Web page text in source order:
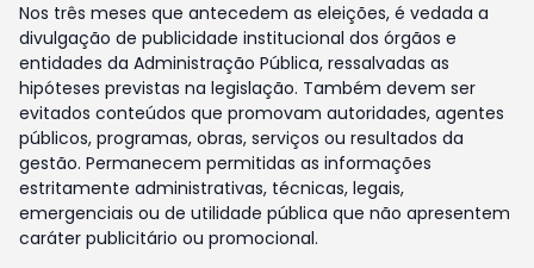
Nos três meses que antecedem as eleições, é vedada a
divulgação de publicidade institucional dos órgãos e
entidades da Administração Pública, ressalvadas as
hipóteses previstas na legislação. Também devem ser
evitados conteúdos que promovam autoridades, agentes
públicos, programas, obras, serviços ou resultados da
gestão. Permanecem permitidas as informações
estritamente administrativas, técnicas, legais,
emergenciais ou de utilidade pública que não apresentem
caráter publicitário ou promocional.